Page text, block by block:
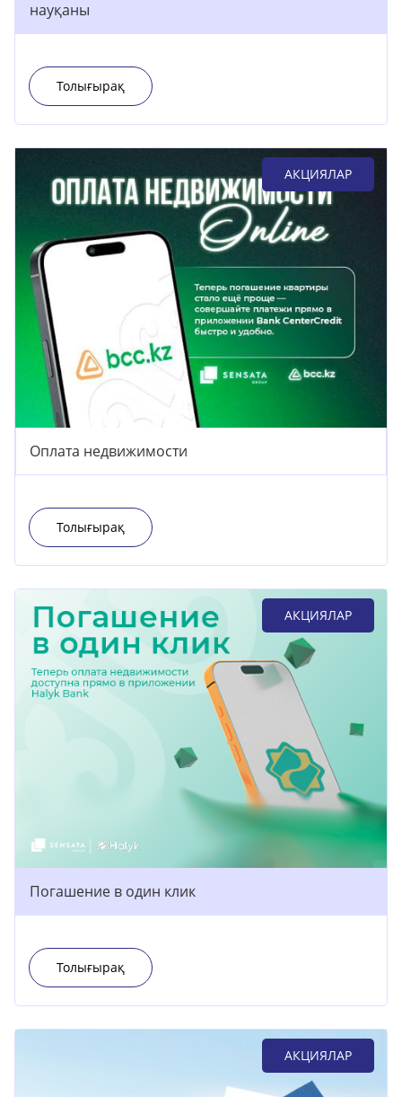
науқаны
Толығырақ
АКЦИЯЛАР
Оплата недвижимости
Толығырақ
АКЦИЯЛАР
Погашение в один клик
Толығырақ
АКЦИЯЛАР